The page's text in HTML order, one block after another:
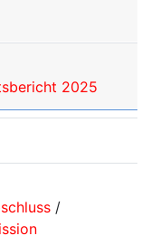
2025
/